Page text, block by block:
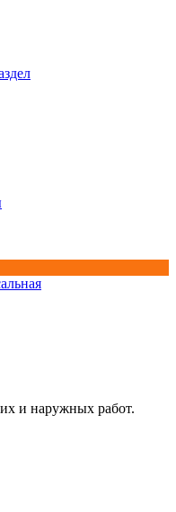
и наружных работ.